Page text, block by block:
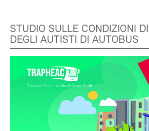
STUDIO SULLE CONDIZIONI
DEGLI AUTISTI DI AUTOBUS